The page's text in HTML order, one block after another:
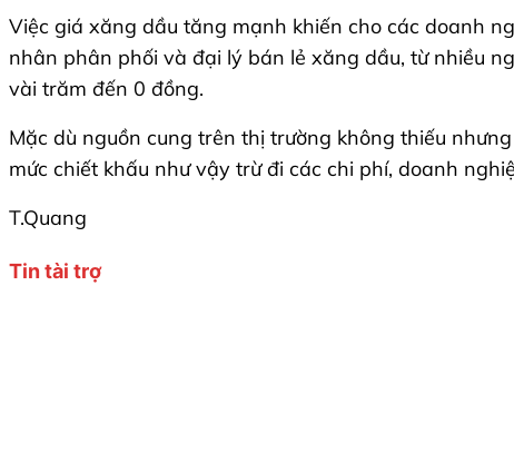
Việc giá xăng dầu tăng mạnh khiến cho các doanh
nhân phân phối và đại lý bán lẻ xăng dầu, từ nhiều
vài trăm đến 0 đồng.
Mặc dù nguồn cung trên thị trường không thiếu
mức chiết khấu như vậy trừ đi các chi phí, doanh
T.Quang